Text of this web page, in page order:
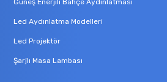
Güneş Enerjili Bahçe Aydınlatması
Led Aydınlatma Modelleri
Led Projektör
Şarjlı Masa Lambası